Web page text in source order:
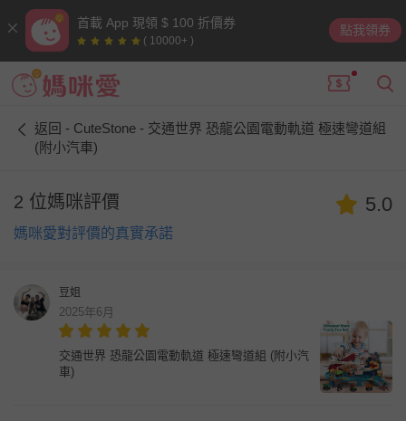
首載 App 現領 $ 100 折價券
( 10000+ )
點我領券
返回 - CuteStone - 交通世界 恐龍公園電動軌道 極速彎道組
(附小汽車)
2 位媽咪評價
媽咪愛對評價的真實承諾
5.0
豆姐
2025年6月
交通世界 恐龍公園電動軌道 極速彎道組 (附小汽
車)